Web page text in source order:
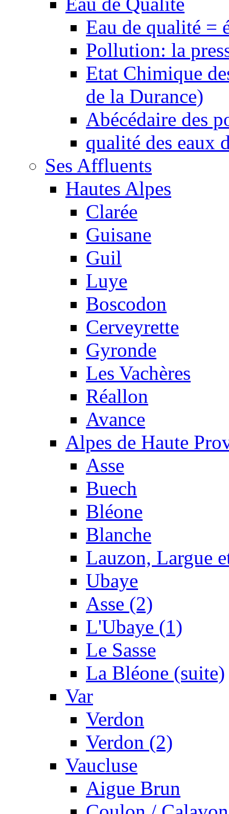
Eau de qualité =
Pollution: la
Etat Chimique
de la Durance)
Abécédaire des
qualité des eaux
Ses Affluents
Hautes Alpes
Clarée
Guisane
Guil
Luye
Boscodon
Cerveyrette
Gyronde
Les Vachères
Réallon
Avance
Alpes de Haute
Asse
Buech
Bléone
Blanche
Lauzon, Largue
Ubaye
Asse (2)
L'Ubaye (1)
Le Sasse
La Bléone (suite)
Var
Verdon
Verdon (2)
Vaucluse
Aigue Brun